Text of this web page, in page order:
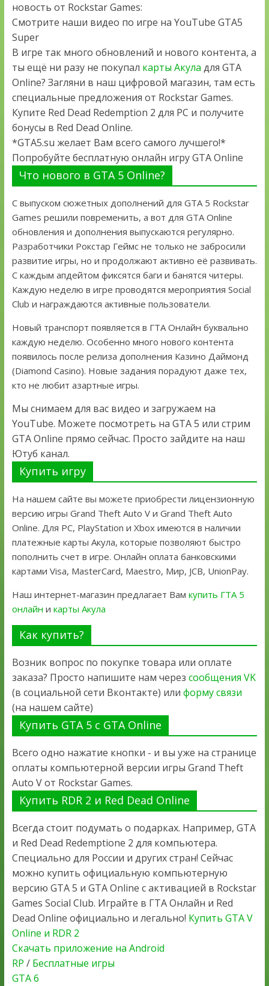
новость от Rockstar Games:
Смотрите наши видео по игре на YouTube GTA5
Super
В игре так много обновлений и нового контента, а
ты ещё ни разу не покупал карты Акула для GTA
Online? Загляни в наш цифровой магазин, там есть
специальные предложения от Rockstar Games.
Купите Red Dead Redemption 2 для PC и получите
бонусы в Red Dead Online.
*GTA5.su желает Вам всего самого лучшего!*
Попробуйте бесплатную онлайн игру GTA Online
Что нового в GTA 5 Online?
С выпуском сюжетных дополнений для GTA 5 Rockstar
Games решили повременить, а вот для GTA Online
обновления и дополнения выпускаются регулярно.
Разработчики Рокстар Геймс не только не забросили
развитие игры, но и продолжают активно её развивать.
С каждым апдейтом фиксятся баги и банятся читеры.
Каждую неделю в игре проводятся мероприятия Social
Club и награждаются активные пользователи.
Новый транспорт появляется в ГТА Онлайн буквально
каждую неделю. Особенно много нового контента
появилось после релиза дополнения Казино Даймонд
(Diamond Casino). Новые задания порадуют даже тех,
кто не любит азартные игры.
Мы снимаем для вас видео и загружаем на
YouTube. Можете посмотреть на GTA 5 или стрим
GTA Online прямо сейчас. Просто зайдите на наш
Ютуб канал.
Купить игру
На нашем сайте вы можете приобрести лицензионную
версию игры Grand Theft Auto V и Grand Theft Auto
Online. Для PC, PlayStation и Xbox имеются в наличии
платежные карты Акула, которые позволяют быстро
пополнить счет в игре. Онлайн оплата банковскими
картами Visa, MasterCard, Maestro, Мир, JCB, UnionPay.
Наш интернет-магазин предлагает Вам купить ГТА 5
онлайн и карты Акула
Как купить?
Возник вопрос по покупке товара или оплате
заказа? Просто напишите нам через сообщения VK
(в социальной сети Вконтакте) или форму связи
(на нашем сайте)
Купить GTA 5 с GTA Online
Всего одно нажатие кнопки - и вы уже на странице
оплаты компьютерной версии игры Grand Theft
Auto V от Rockstar Games.
Купить RDR 2 и Red Dead Online
Всегда стоит подумать о подарках. Например, GTA
и Red Dead Redemptione 2 для компьютера.
Специально для России и других стран! Сейчас
можно купить официальную компьютерную
версию GTA 5 и GTA Online с активацией в Rockstar
Games Social Club. Играйте в ГТА Онлайн и Red
Dead Online официально и легально! Купить GTA V
Online и RDR 2
Скачать приложение на Android
RP / Бесплатные игры
GTA 6